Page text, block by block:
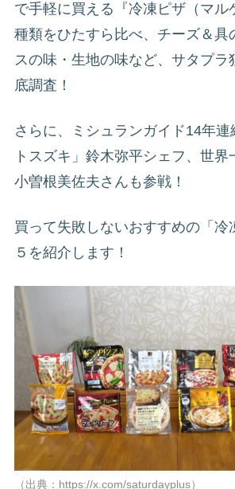
で手軽に買える『冷凍ピザ（マル
種類をひたすら比べ、チーズ＆具
スの味・生地の味など、サタプラ
底調査！
さらに、ミシュランガイド14年連
トスズキ」鈴木弥平シェフ、世界
小曽根美佐夫さんも参戦！
買って失敗しないおすすめの「冷
５を紹介します！
（出典：https://x.com/saturdayplus）